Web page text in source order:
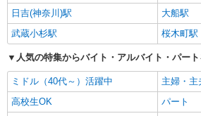
日吉(神奈川)駅
大船駅
武蔵小杉駅
桜木町駅
人気の特集からバイト・アルバイト・パー
ミドル（40代～）活躍中
主婦・主
高校生OK
パート